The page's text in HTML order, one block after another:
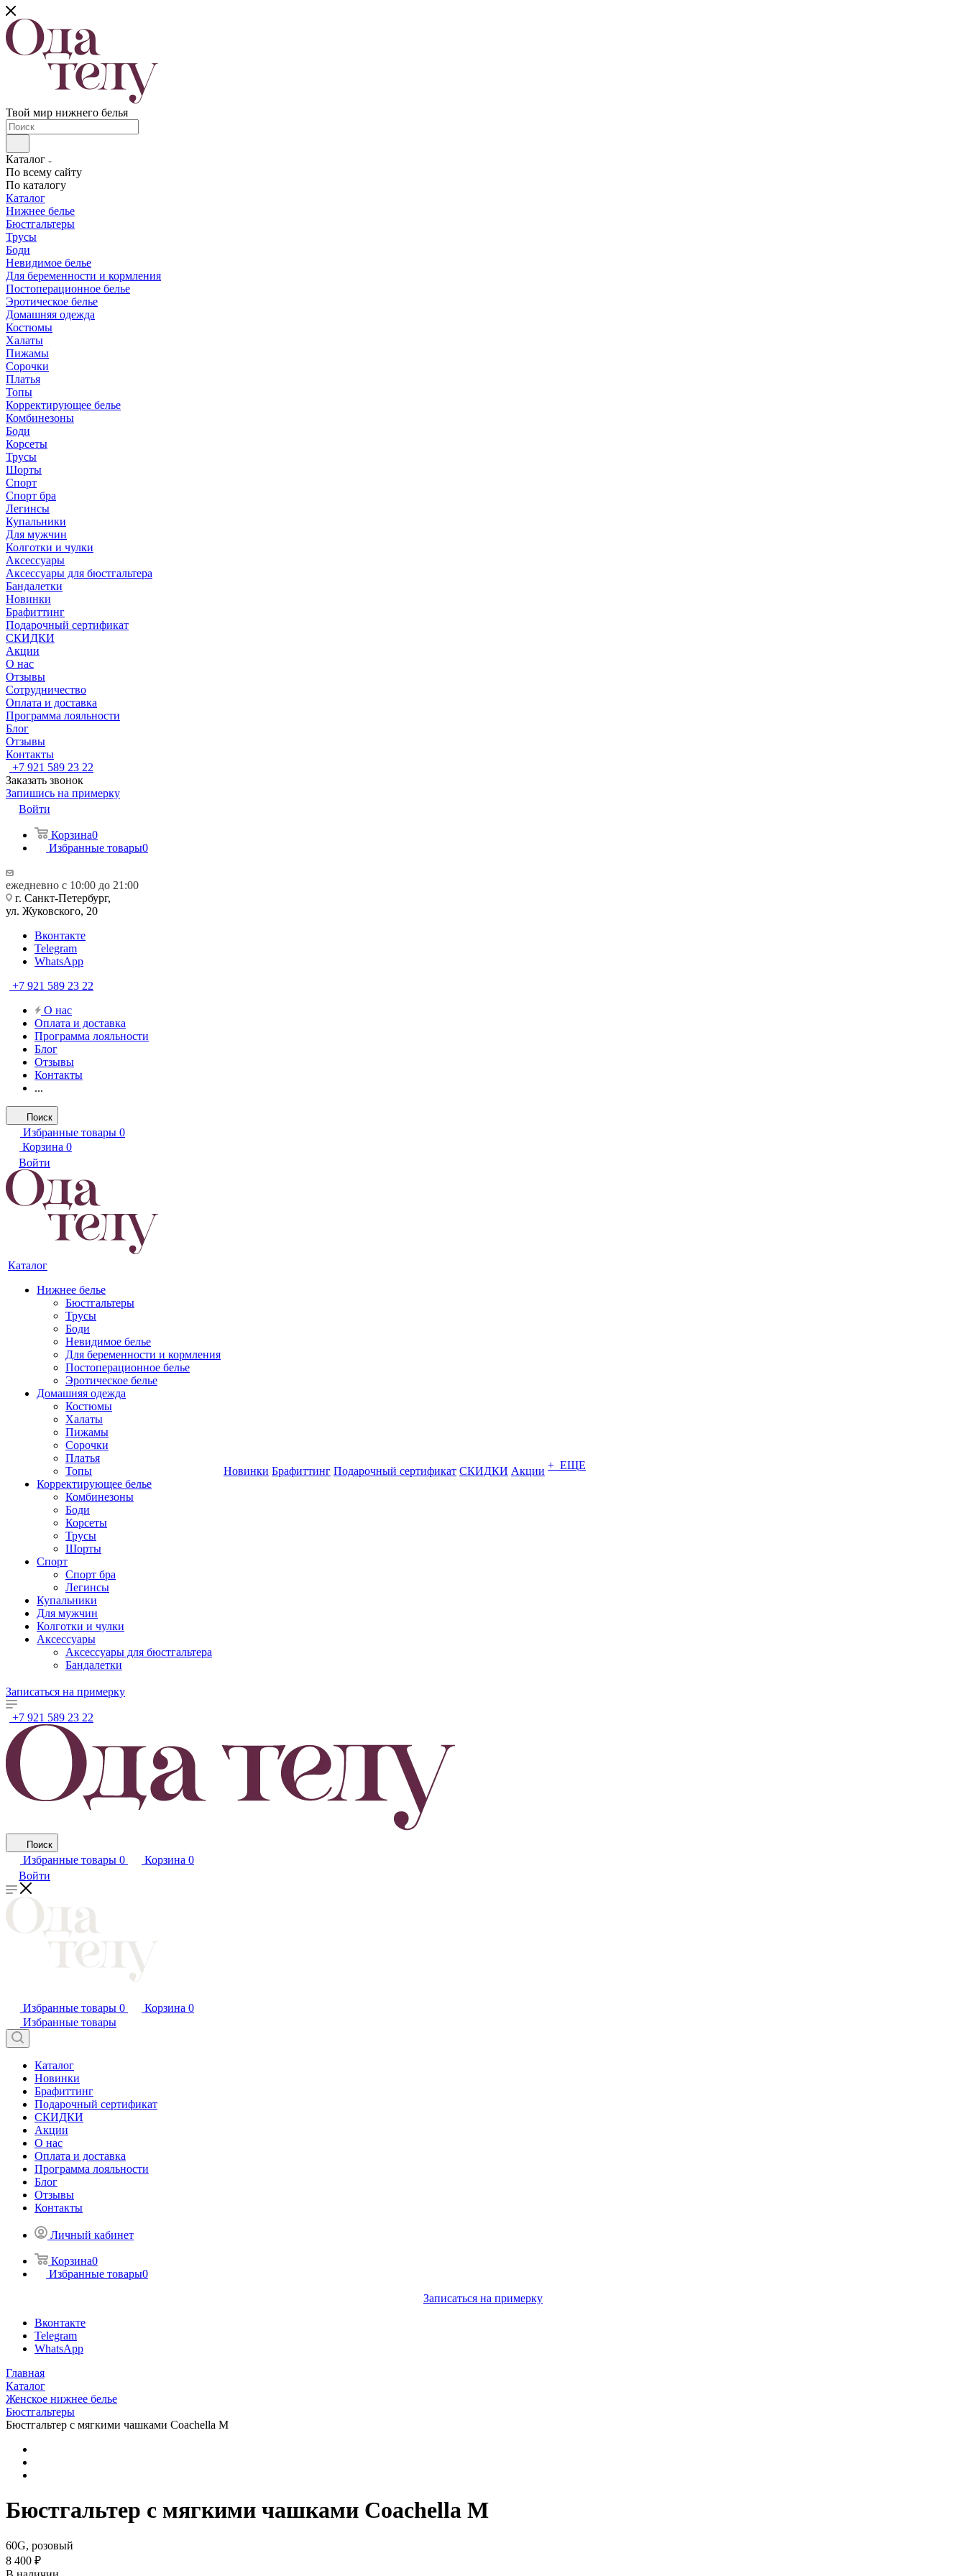
Твой мир нижнего белья
Каталог
По всему сайту
По каталогу
Каталог
Нижнее белье
Бюстгальтеры
Трусы
Боди
Невидимое белье
Для беременности и кормления
Постоперационное белье
Эротическое белье
Домашняя одежда
Костюмы
Халаты
Пижамы
Сорочки
Платья
Топы
Корректирующее белье
Комбинезоны
Боди
Корсеты
Трусы
Шорты
Спорт
Спорт бра
Легинсы
Купальники
Для мужчин
Колготки и чулки
Аксессуары
Аксессуары для бюстгальтера
Бандалетки
Новинки
Брафиттинг
Подарочный сертификат
СКИДКИ
Акции
О нас
Отзывы
Сотрудничество
Оплата и доставка
Программа лояльности
Блог
Отзывы
Контакты
+7 921 589 23 22
Заказать звонок
Запишись на примерку
Войти
Корзина0
Избранные товары0
ежедневно с 10:00 до 21:00
г. Санкт-Петербург,
ул. Жуковского, 20
Вконтакте
Telegram
WhatsApp
+7 921 589 23 22
О нас
Оплата и доставка
Программа лояльности
Блог
Отзывы
Контакты
...
Поиск
Избранные товары 0
Корзина 0
Войти
Каталог
Нижнее белье
Бюстгальтеры
Трусы
Боди
Невидимое белье
Для беременности и кормления
Постоперационное белье
Эротическое белье
Домашняя одежда
Костюмы
Халаты
Пижамы
Сорочки
Платья
Топы
Корректирующее белье
Комбинезоны
Боди
Корсеты
Трусы
Шорты
Спорт
Спорт бра
Легинсы
Купальники
Для мужчин
Колготки и чулки
Аксессуары
Аксессуары для бюстгальтера
Бандалетки
Новинки Брафиттинг Подарочный сертификат СКИДКИ Акции + ЕЩЕ
Записаться на примерку
+7 921 589 23 22
Поиск
Избранные товары 0 Корзина 0
Войти
Избранные товары 0 Корзина 0
Избранные товары
Каталог
Новинки
Брафиттинг
Подарочный сертификат
СКИДКИ
Акции
О нас
Оплата и доставка
Программа лояльности
Блог
Отзывы
Контакты
Личный кабинет
Корзина0
Избранные товары0
Записаться на примерку
Вконтакте
Telegram
WhatsApp
Главная
Каталог
Женское нижнее белье
Бюстгальтеры
Бюстгальтер с мягкими чашками Coachella M
Бюстгальтер с мягкими чашками Coachella M
60G, розовый
8 400 ₽